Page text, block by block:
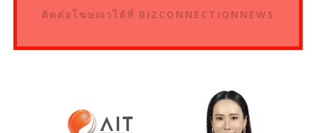
ติดต่อโฆษณาได้ที่ BIZCONNECTIONNEWS